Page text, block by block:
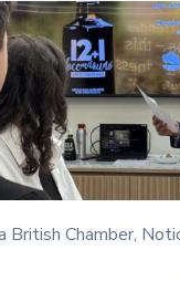
British Chamber‚